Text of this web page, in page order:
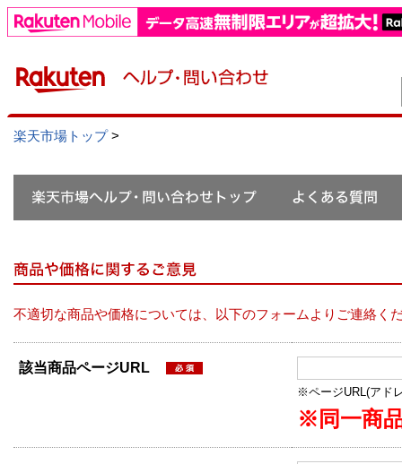
楽天市場トップ>
不適切な商品や価格については、以下のフォームよりご連絡く
該当商品ページURL
※ページURL(アド
※同一商